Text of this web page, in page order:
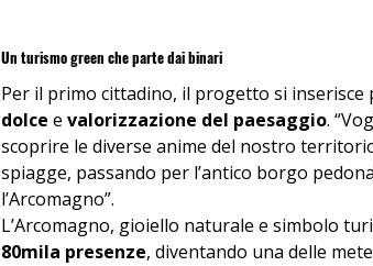
Un turismo green che parte dai binari
Per il primo cittadino, il progetto si
dolce e valorizzazione del paesaggio.
scoprire le diverse anime del nostro
spiagge, passando per l’antico borgo
l’Arcomagno”.
L’Arcomagno, gioiello naturale e simbolo
80mila presenze, diventando una delle